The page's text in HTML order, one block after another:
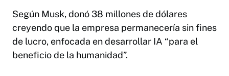
Según Musk, donó 38 millones de dólares
creyendo que la empresa permanecería sin fines
de lucro, enfocada en desarrollar IA “para el
beneficio de la humanidad”.